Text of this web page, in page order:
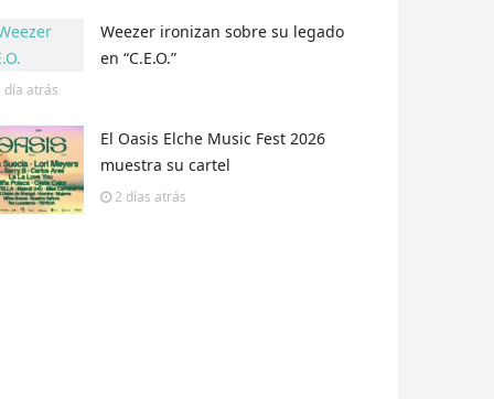
Weezer ironizan sobre su legado
en “C.E.O.”
día atrás
El Oasis Elche Music Fest 2026
muestra su cartel
2 días atrás